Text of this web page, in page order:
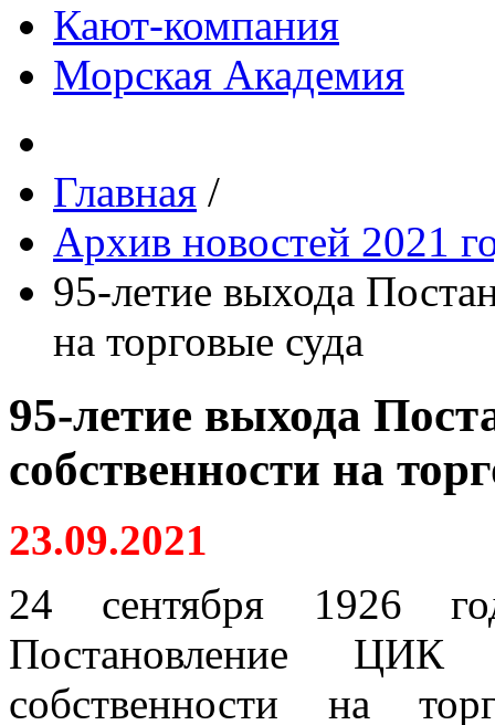
Кают-компания
Морская Академия
Главная /
Архив новостей 2021
95-летие выхода
на торговые суда
95-летие выхода
собственности на
23.09.2021
24 сентября 1926
Постановление
собственности на